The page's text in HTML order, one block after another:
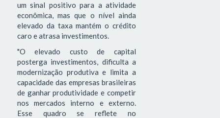
um sinal positivo para a atividade
econômica, mas que o nível ainda
elevado da taxa mantém o crédito
caro e atrasa investimentos.
"O elevado custo de capital
posterga investimentos, dificulta a
modernização produtiva e limita a
capacidade das empresas brasileiras
de ganhar produtividade e competir
nos mercados interno e externo.
Esse quadro se reflete no